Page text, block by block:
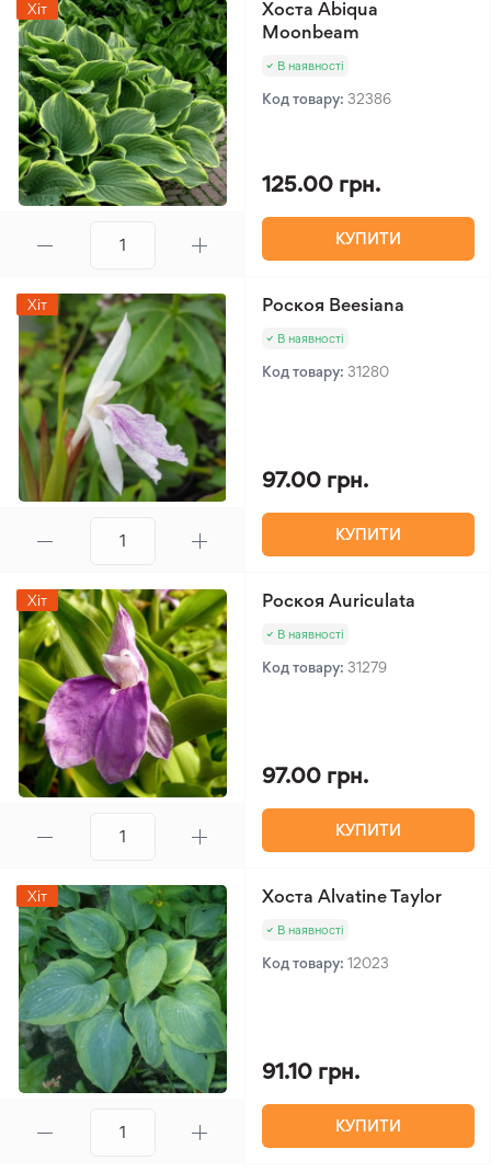
Хіт
Хоста Abiqua
Moonbeam
В наявності
Код товару: 32386
125.00 грн.
КУПИТИ
Хіт Роскоя Beesiana
В наявності
Код товару: 31280
97.00 грн.
КУПИТИ
Хіт Роскоя Auriculata
В наявності
Код товару: 31279
97.00 грн.
КУПИТИ
Хіт Хоста Alvatine Taylor
В наявності
Код товару: 12023
91.10 грн.
КУПИТИ